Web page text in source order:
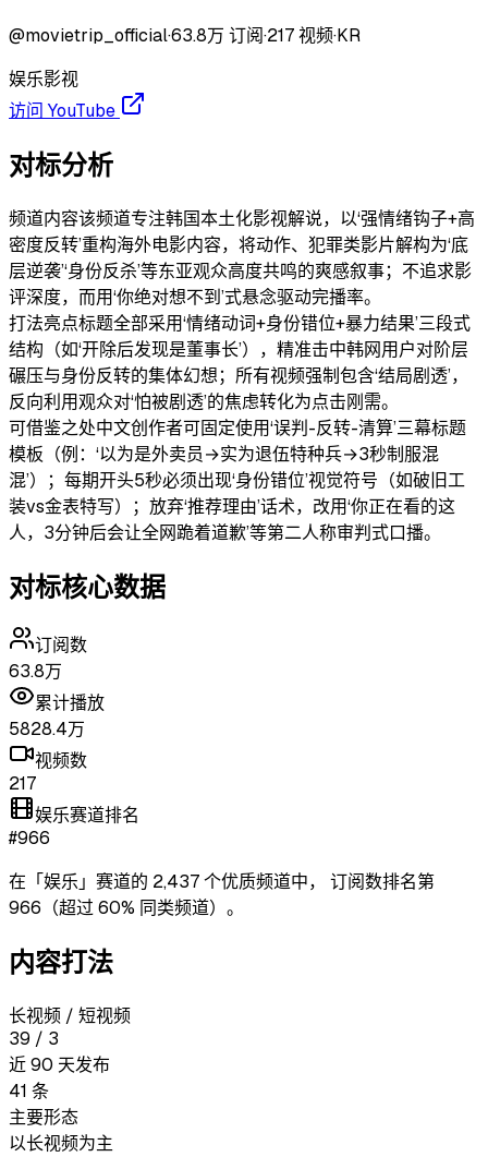
@movietrip_official·63.8万 订阅·217视频·KR
娱乐影视
访问 YouTube
对标分析
频道内容该频道专注韩国本土化影视解说，以‘强情绪钩子+高
密度反转’重构海外电影内容，将动作、犯罪类影片解构为‘底
层逆袭’‘身份反杀’等东亚观众高度共鸣的爽感叙事；不追求影
评深度，而用‘你绝对想不到’式悬念驱动完播率。
打法亮点标题全部采用‘情绪动词+身份错位+暴力结果’三段式
结构（如‘开除后发现是董事长’），精准击中韩网用户对阶层
碾压与身份反转的集体幻想；所有视频强制包含‘结局剧透’，
反向利用观众对‘怕被剧透’的焦虑转化为点击刚需。
可借鉴之处中文创作者可固定使用‘误判-反转-清算’三幕标题
模板（例：‘以为是外卖员→实为退伍特种兵→3秒制服混
混’）；每期开头5秒必须出现‘身份错位’视觉符号（如破旧工
装vs金表特写）；放弃‘推荐理由’话术，改用‘你正在看的这
人，3分钟后会让全网跪着道歉’等第二人称审判式口播。
对标核心数据
订阅数
63.8万
累计播放
5828.4万
视频数
217
娱乐赛道排名
#966
在「娱乐」赛道的 2,437个优质频道中，
订阅数排名第
966 （超过60% 同类频道） 。
内容打法
长视频 / 短视频
39 / 3
近 90 天发布
41 条
主要形态
以长视频为主